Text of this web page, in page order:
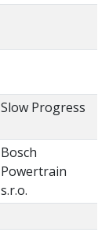
Slow Progress
Bosch
Powertrain
s.r.o.